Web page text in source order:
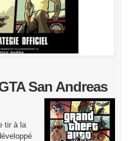
San Andreas
tir à la